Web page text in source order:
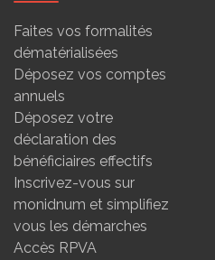
Faites vos formalités
dématérialisées
Déposez vos comptes
annuels
Déposez votre
déclaration des
bénéficiaires effectifs
Inscrivez-vous sur
monidnum et simplifiez
vous les démarches
Accès RPVA